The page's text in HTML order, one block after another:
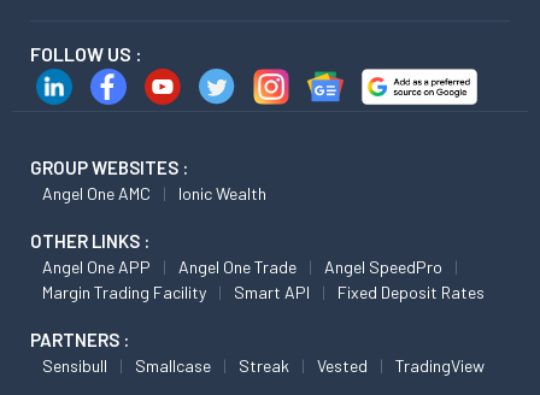
FOLLOW US :
GROUP WEBSITES :
Angel One AMC Ionic Wealth
OTHER LINKS :
Angel One APP Angel One Trade
Angel SpeedPro
Margin Trading Facility
Smart API Fixed Deposit Rates
PARTNERS :
Sensibull Smallcase Streak Vested TradingView